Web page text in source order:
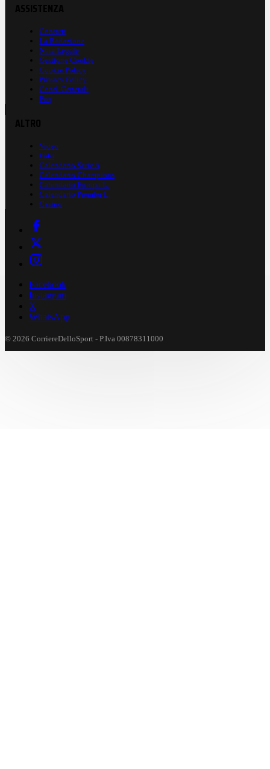
Contatti
La Redazione
Nota Legale
Gestione Cookie
Cookie Policy
Privacy Policy
Cond. Generali
Faq
Video
Foto
Calendario Serie A
Calendario Champions
Calendario Europa L.
Calendario Premier L.
Casinò
Facebook
Instagram
X
WhatsApp
© 2026 CorriereDelloSport - P.Iva 00878311000